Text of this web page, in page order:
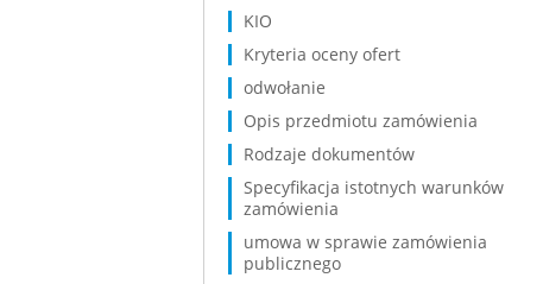
KIO
Kryteria oceny ofert
odwołanie
Opis przedmiotu zamówienia
Rodzaje dokumentów
Specyfikacja istotnych warunków
zamówienia
umowa w sprawie zamówienia
publicznego